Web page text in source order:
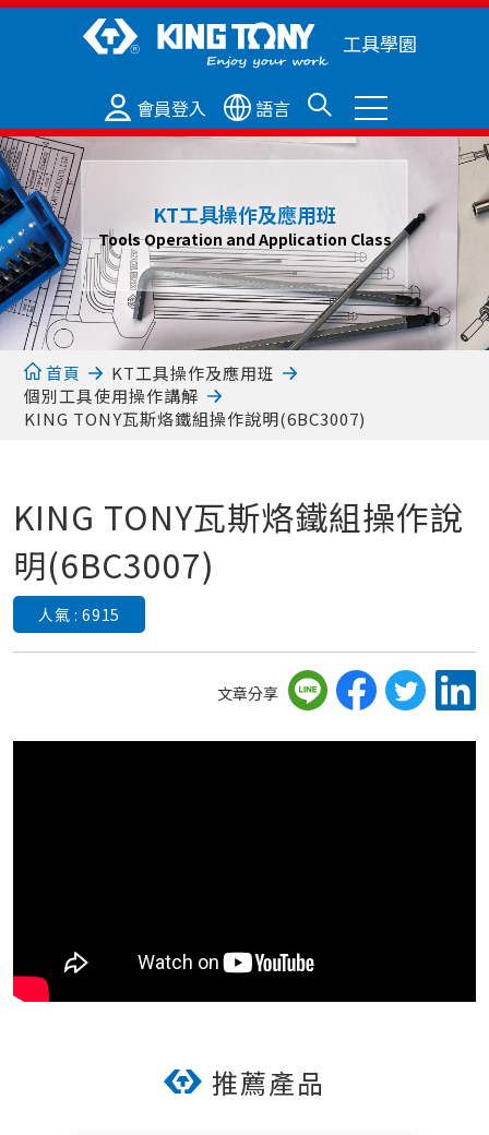
工具學園
會員登入 語言
KT工具操作及應用班
Tools Operation and Application Class
首頁
KT工具操作及應用班
個別工具使用操作講解
KING TONY瓦斯烙鐵組操作說明(6BC3007)
KING TONY瓦斯烙鐵組操作說
明(6BC3007)
人氣 : 6915
文章分享
推薦產品